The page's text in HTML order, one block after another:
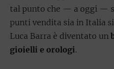
tal punto che — a oggi —
punti vendita sia in Italia
Luca Barra è diventato un
gioielli e orologi.